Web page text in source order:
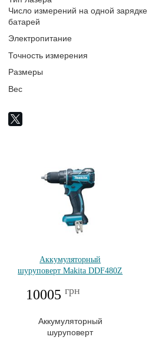
Число измерений на одной зарядке
батарей
Электропитание
Точность измерения
Размеры
Вес
Аккумуляторный
шуруповерт Makita DDF480Z
10005грн
Аккумуляторный
шуруповерт